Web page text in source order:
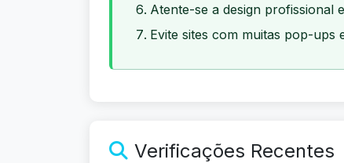
Atente-se a design profissional
Evite sites com muitas pop-ups
Verificações Recentes